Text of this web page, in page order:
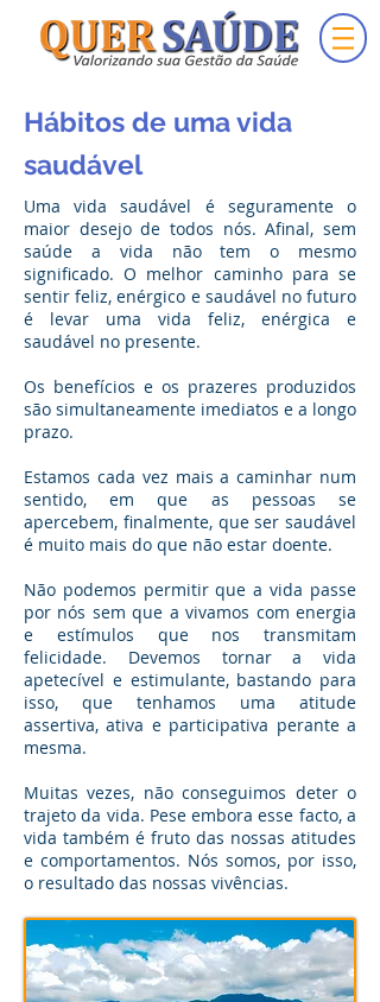
Hábitos de uma vida
saudável
Uma vida saudável é seguramente o
maior desejo de todos nós. Afinal, sem
saúde a vida não tem o mesmo
significado. O melhor caminho para se
sentir feliz, enérgico e saudável no futuro
é levar uma vida feliz, enérgica e
saudável no presente.
Os benefícios e os prazeres produzidos
são simultaneamente imediatos e a longo
prazo.
Estamos cada vez mais a caminhar num
sentido, em que as pessoas se
apercebem, finalmente, que ser saudável
é muito mais do que não estar doente.
Não podemos permitir que a vida passe
por nós sem que a vivamos com energia
e estímulos que nos transmitam
felicidade. Devemos tornar a vida
apetecível e estimulante, bastando para
isso, que tenhamos uma atitude
assertiva, ativa e participativa perante a
mesma.
Muitas vezes, não conseguimos deter o
trajeto da vida. Pese embora esse facto, a
vida também é fruto das nossas atitudes
e comportamentos. Nós somos, por isso,
o resultado das nossas vivências.